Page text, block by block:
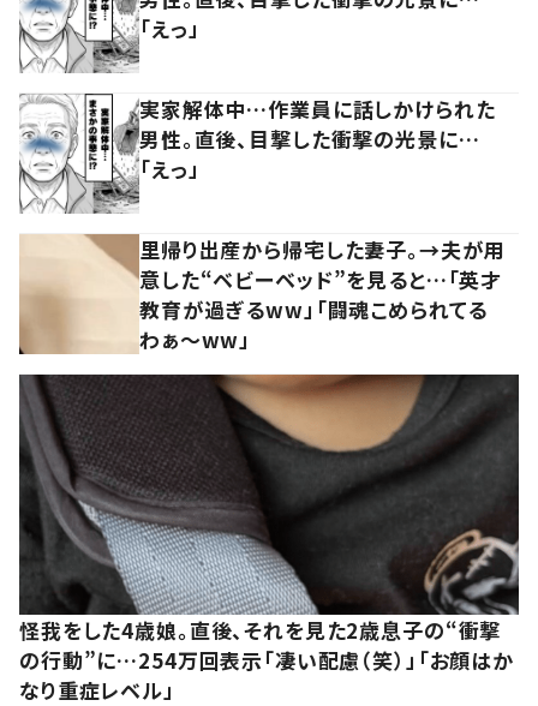
「えっ」
実家解体中…作業員に話しかけられた
男性。直後、目撃した衝撃の光景に…
「えっ」
里帰り出産から帰宅した妻子。→夫が用
意した“ベビーベッド”を見ると…「英才
教育が過ぎるww」「闘魂こめられてる
わぁ～ww」
怪我をした4歳娘。直後、それを見た2歳息子の“衝撃
の行動”に…254万回表示「凄い配慮（笑）」「お顔はか
なり重症レベル」